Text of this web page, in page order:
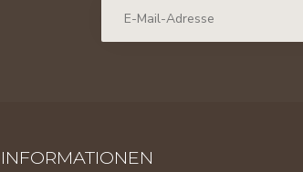
INFORMATIONEN